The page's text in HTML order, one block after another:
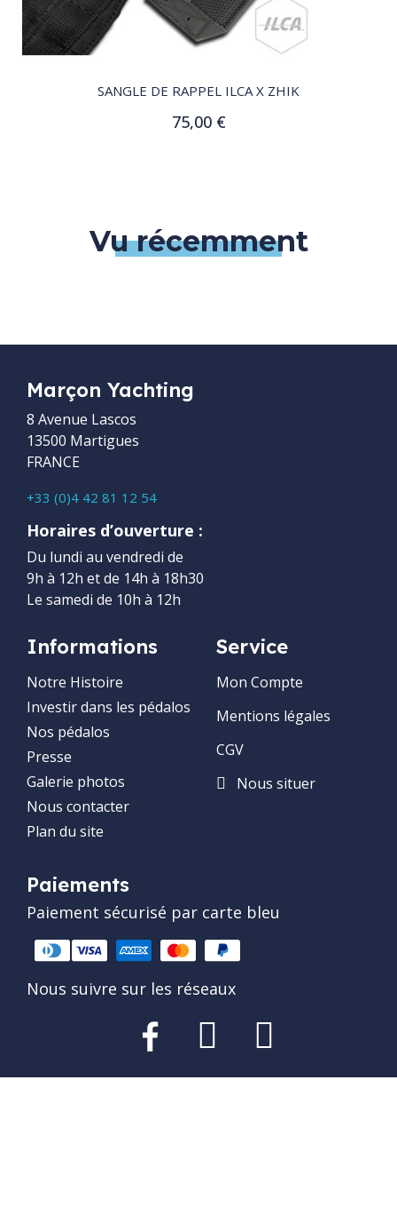
QUICK VIEW
SANGLE DE RAPPEL ILCA X ZHIK
75,00 €
Ajouter au panier
Vu récemment
Marçon Yachting
8 Avenue Lascos
13500 Martigues
FRANCE
+33 (0)4 42 81 12 54
Horaires d’ouverture :
Du lundi au vendredi de
9h à 12h et de 14h à 18h30
Le samedi de 10h à 12h
Informations
Notre Histoire
Investir dans les pédalos
Nos pédalos
Presse
Galerie photos
Nous contacter
Plan du site
Service
Mon Compte
Mentions légales
CGV
Nous situer
Paiements
Paiement sécurisé par carte bleu
Nous suivre sur les réseaux